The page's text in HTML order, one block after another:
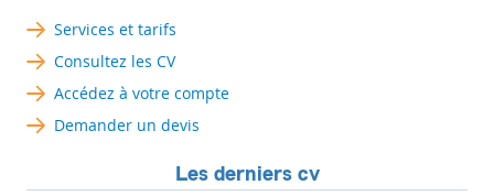
Services et tarifs
Consultez les CV
Accédez à votre compte
Demander un devis
Les derniers cv